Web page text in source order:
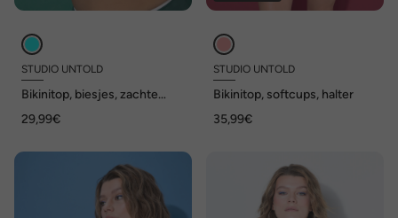
STUDIO UNTOLD
Bikinitop, biesjes, zachte
29,99€
STUDIO UNTOLD
Bikinitop, softcups, halter
35,99€